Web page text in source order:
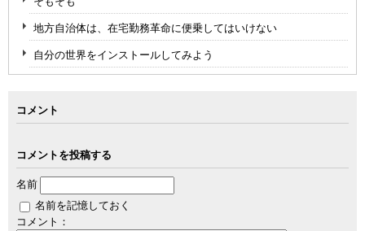
地方自治体は、在宅勤務革命に便乗してはいけない
自分の世界をインストールしてみよう
コメント
コメントを投稿する
名前
名前を記憶しておく
コメント：